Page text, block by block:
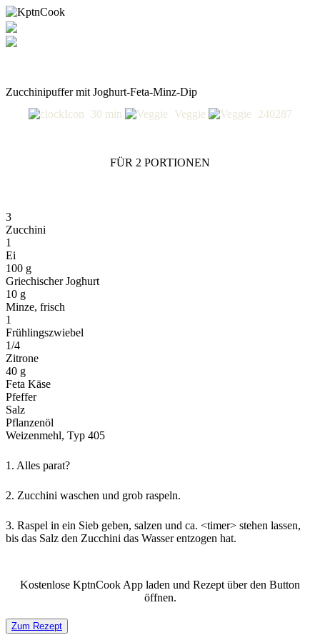
Zucchinipuffer mit Joghurt-Feta-Minz-Dip
30 min
Veggie 240287
FÜR 2 PORTIONEN
3
Zucchini
1
Ei
100 g
Griechischer Joghurt
10 g
Minze, frisch
1
Frühlingszwiebel
1/4
Zitrone
40 g
Feta Käse
Pfeffer
Salz
Pflanzenöl
Weizenmehl, Typ 405
1. Alles parat?
2. Zucchini waschen und grob raspeln.
3. Raspel in ein Sieb geben, salzen und ca. <timer> stehen lassen,
bis das Salz den Zucchini das Wasser entzogen hat.
Kostenlose KptnCook App laden und Rezept über den Button
öffnen.
Zum Rezept